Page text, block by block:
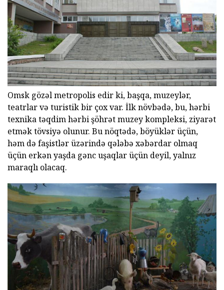
Omsk gözəl metropolis edir ki, başqa, muzeylər,
teatrlar və turistik bir çox var. İlk növbədə, bu, hərbi
texnika təqdim hərbi şöhrət muzey kompleksi, ziyarət
etmək tövsiyə olunur. Bu nöqtədə, böyüklər üçün,
həm də faşistlər üzərində qələbə xəbərdar olmaq
üçün erkən yaşda gənc uşaqlar üçün deyil, yalnız
maraqlı olacaq.